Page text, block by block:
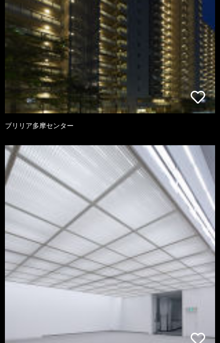
ブリリア多摩センター